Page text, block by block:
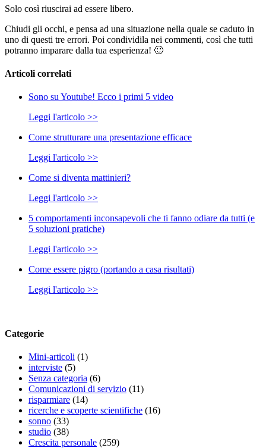
Solo così riuscirai ad essere libero.
Chiudi gli occhi, e pensa ad una situazione nella quale se caduto in
uno di questi tre errori. Poi condividila nei commenti, così che tutti
potranno imparare dalla tua esperienza! 🙂
Articoli correlati
Sono su Youtube! Ecco i primi 5 video
Leggi l'articolo >>
Come strutturare una presentazione efficace
Leggi l'articolo >>
Come si diventa mattinieri?
Leggi l'articolo >>
5 comportamenti inconsapevoli che ti fanno odiare da tutti (e
5 soluzioni pratiche)
Leggi l'articolo >>
Come essere pigro (portando a casa risultati)
Leggi l'articolo >>
Categorie
Mini-articoli (1)
interviste (5)
Senza categoria (6)
Comunicazioni di servizio (11)
risparmiare (14)
ricerche e scoperte scientifiche (16)
sonno (33)
studio (38)
Crescita personale (259)